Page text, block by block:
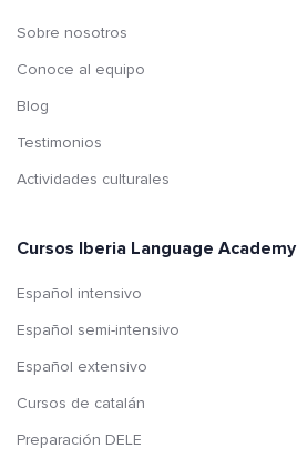
Sobre nosotros
Conoce al equipo
Blog
Testimonios
Actividades culturales
Cursos Iberia Language Academy
Español intensivo
Español semi-intensivo
Español extensivo
Cursos de catalán
Preparación DELE